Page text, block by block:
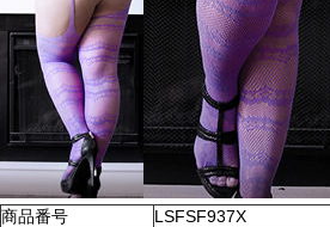
商品番号
LSFSF937X